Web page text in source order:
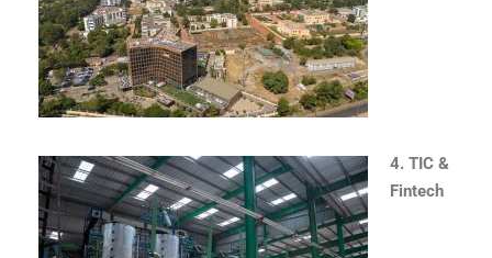
4. TIC &
Fintech